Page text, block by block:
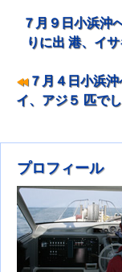
投稿ナビゲ
７月９日小浜沖
りに出 港、イ
７月４日小浜
イ、アジ５ 匹でし
プロフィール